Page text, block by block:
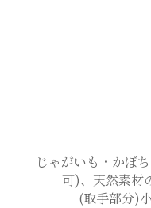
じゃがいも・かぼ
可)、天然素材
(取手部分)